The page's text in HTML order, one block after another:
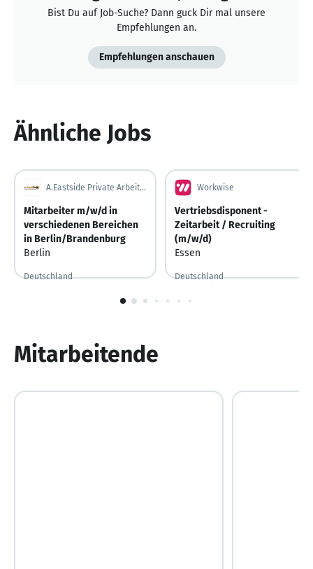
Bist Du auf Job-Suche? Dann guck Dir mal unsere
Empfehlungen an.
Empfehlungen anschauen
Ähnliche Jobs
A.Eastside Private Arbeitsvermittlung GbR
Mitarbeiter m/w/d in
verschiedenen Bereichen
in Berlin/Brandenburg
Berlin
Deutschland
Workwise
Vertriebsdisponent -
Zeitarbeit / Recruiting
(m/w/d)
Essen
Deutschland
1
Mitarbeitende